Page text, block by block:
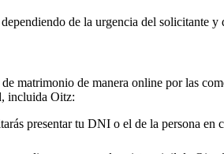
de la urgencia del solicitante
matrimonio de manera online por las
incluida Oitz:
presentar tu DNI o el de la persona